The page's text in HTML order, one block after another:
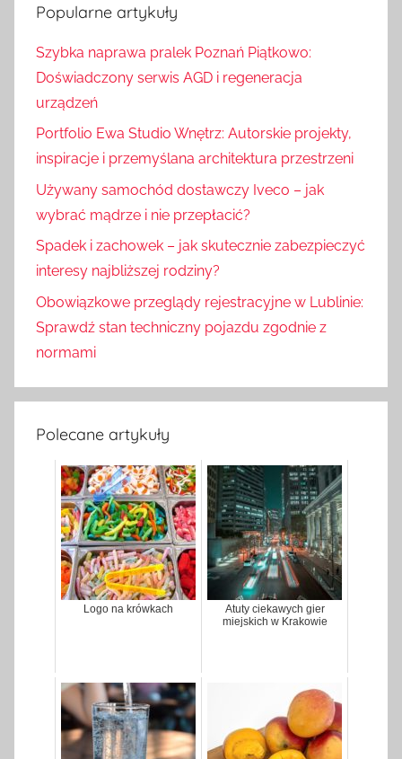
a
Popularne artykuły
Szybka naprawa pralek Poznań Piątkowo:
Doświadczony serwis AGD i regeneracja
urządzeń
Portfolio Ewa Studio Wnętrz: Autorskie projekty,
inspiracje i przemyślana architektura przestrzeni
Używany samochód dostawczy Iveco – jak
wybrać mądrze i nie przepłacić?
Spadek i zachowek – jak skutecznie zabezpieczyć
interesy najbliższej rodziny?
Obowiązkowe przeglądy rejestracyjne w Lublinie:
Sprawdź stan techniczny pojazdu zgodnie z
normami
Polecane artykuły
Logo na krówkach
Atuty ciekawych gier
miejskich w Krakowie